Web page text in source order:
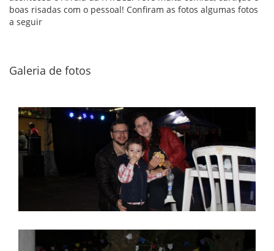
boas risadas com o pessoal! Confiram as fotos algumas fotos
a seguir
Galeria de fotos